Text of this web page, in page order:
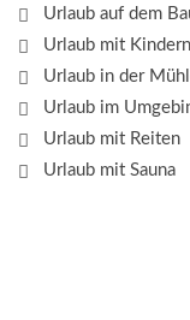
Urlaub auf dem
Urlaub mit Kindern
Urlaub in der
Urlaub im
Urlaub mit Reiten
Urlaub mit Sauna